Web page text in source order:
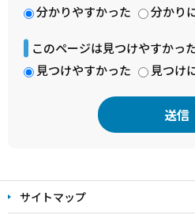
分かりやすかった
分かり
このページは見つけやすかっ
見つけやすかった
見つけ
文
こ サイトマップ